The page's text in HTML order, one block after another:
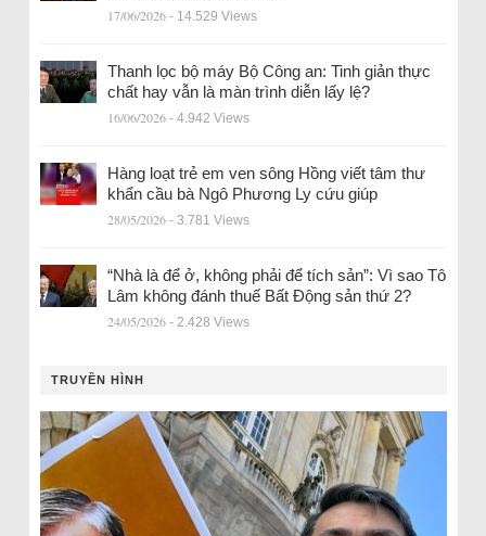
17/06/2026 - 14.529 Views
Thanh lọc bộ máy Bộ Công an: Tinh giản thực
chất hay vẫn là màn trình diễn lấy lệ?
16/06/2026 - 4.942 Views
Hàng loạt trẻ em ven sông Hồng viết tâm thư
khẩn cầu bà Ngô Phương Ly cứu giúp
28/05/2026 - 3.781 Views
“Nhà là để ở, không phải để tích sản”: Vì sao Tô
Lâm không đánh thuế Bất Động sản thứ 2?
24/05/2026 - 2.428 Views
TRUYỀN HÌNH